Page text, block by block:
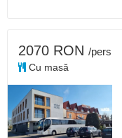
2070 RON /pers
Cu masă